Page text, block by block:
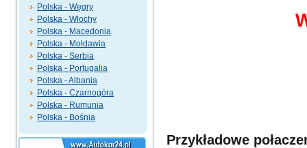
Polska - Węgry
Polska - Włochy
Polska - Macedonia
Polska - Mołdawia
Polska - Serbia
Polska - Portugalia
Polska - Albania
Polska - Czarnogóra
Polska - Rumunia
Polska - Bośnia
Przykładowe